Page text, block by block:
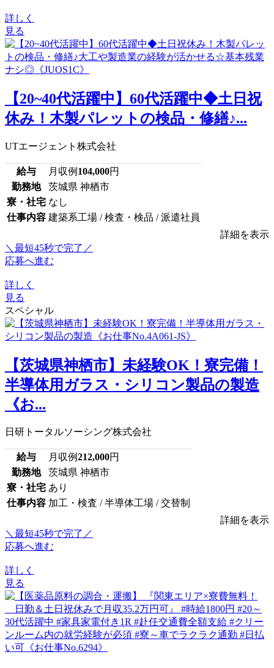
詳しく
見る
【20~40代活躍中】60代活躍中◆土日祝
休み！木製パレットの検品・修繕♪...
UTエージェント株式会社
給与 月収例 104,000円
勤務地
茨城県 神栖市
寮・社宅 なし
仕事内容 建築系工場 / 検査・検品 / 派遣社員
詳細を表示
＼最短45秒で完了／
応募へ進む
詳しく
見る
スペシャル
【茨城県神栖市】未経験OK！寮完備！
半導体用ガラス・シリコン製品の製造
《お...
日研トータルソーシング株式会社
給与 月収例212,000円
勤務地
茨城県 神栖市
寮・社宅 あり
仕事内容 加工・検査 / 半導体工場 / 交替制
詳細を表示
＼最短45秒で完了／
応募へ進む
詳しく
見る